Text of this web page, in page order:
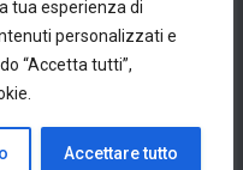
tua esperienza di
personalizzati e
“Accetta tutti”,
Accettare tutto
per garantire l'accuratezza e la
potrebbero differire da quelle
fornitori di servizi o sul sito web
partner, tutti i prodotti finanziari
i termini e le condizioni di
finanziari.